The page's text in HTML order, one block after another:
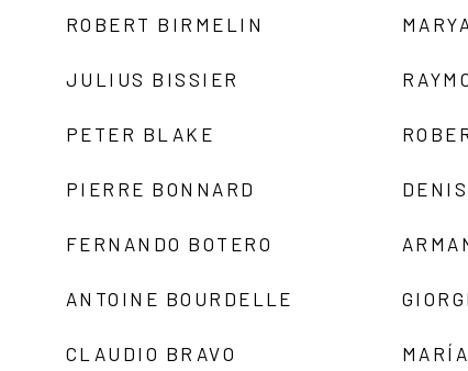
ROBERT BIRMELIN
JULIUS BISSIER
PETER BLAKE
PIERRE BONNARD
FERNANDO BOTERO
ANTOINE BOURDELLE
CLAUDIO BRAVO